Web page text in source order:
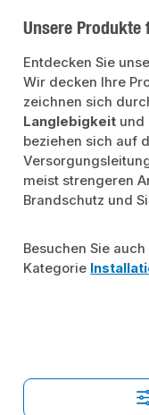
Unsere
Entdecken Sie
Wir decken Ihre
zeichnen sich
Langlebigkeit und
beziehen sich auf
meist strengeren
Brandschutz und
Besuchen Sie
Kategorie